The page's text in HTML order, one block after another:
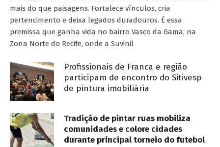
mais do que paisagens. Fortalece vínculos, cria
pertencimento e deixa legados duradouros. É essa
premissa que ganha vida no bairro Vasco da Gama, na
Zona Norte do Recife, onde a Suvinil
Profissionais de Franca e região
participam de encontro do Sitivesp
de pintura imobiliária
Tradição de pintar ruas mobiliza
comunidades e colore cidades
durante principal torneio do futebol